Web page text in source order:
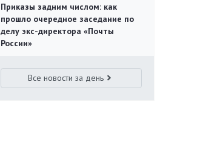
Приказы задним числом: как
прошло очередное заседание по
делу экс-директора «Почты
России»
Все новости за день